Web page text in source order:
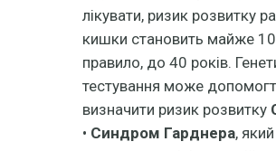
лікувати, ризик розвитку
кишки становить майже
правило, до 40 років.
тестування може
визначити ризик розвитку
• Синдром Гарднера,